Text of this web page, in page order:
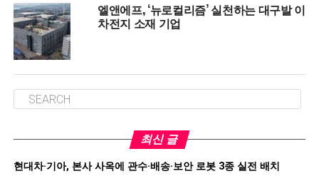
엘앤에프, ‘뉴로컬리즘’ 실천하는 대구발 이
차전지 소재 기업
최신 글
현대차·기아, 본사 사옥에 관수·배송·보안 로봇 3종 실전 배치